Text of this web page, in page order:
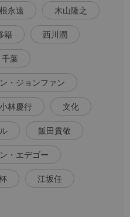
永遠 木山隆之
籍 西川潤
葉
・ジョンファン
小林慶行 文化
飯田貴敬
・エデゴー
江坂任